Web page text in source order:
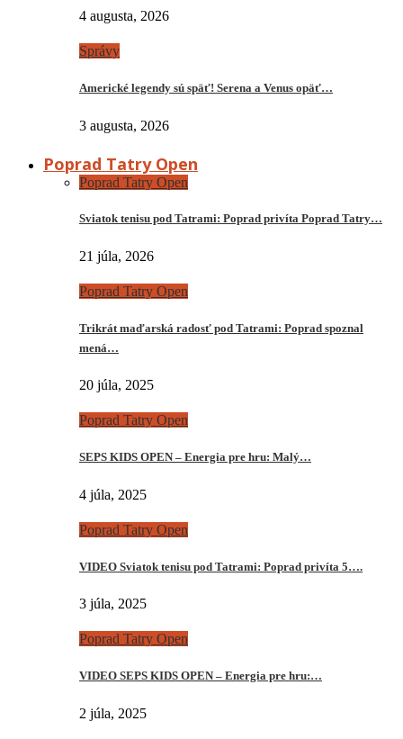
4 augusta, 2026
Správy
Americké legendy sú späť! Serena a Venus opäť…
3 augusta, 2026
Poprad Tatry Open
Poprad Tatry Open
Sviatok tenisu pod Tatrami: Poprad privíta Poprad Tatry…
21 júla, 2026
Poprad Tatry Open
Trikrát maďarská radosť pod Tatrami: Poprad spoznal
mená…
20 júla, 2025
Poprad Tatry Open
SEPS KIDS OPEN – Energia pre hru: Malý…
4 júla, 2025
Poprad Tatry Open
VIDEO Sviatok tenisu pod Tatrami: Poprad privíta 5….
3 júla, 2025
Poprad Tatry Open
VIDEO SEPS KIDS OPEN – Energia pre hru:…
2 júla, 2025